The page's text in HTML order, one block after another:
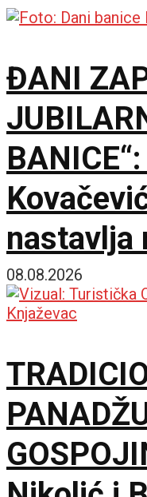
ĐANI
nastavlja
maraton
08.08.2026